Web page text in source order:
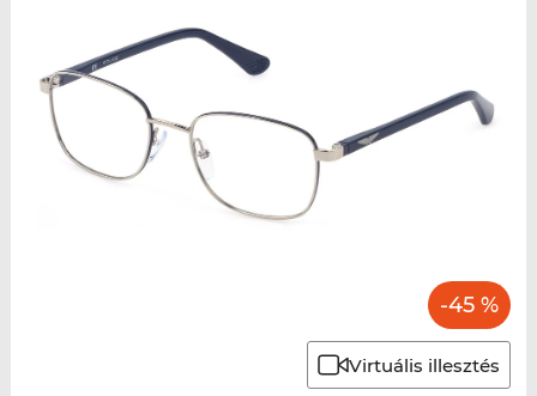
-45 %
Virtuális illesztés